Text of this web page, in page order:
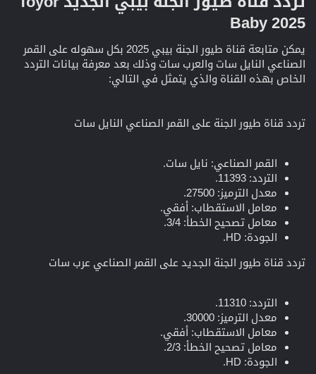
Baby 2025​
يمكن متابعة قناة طيور الجنة بيبي 2025 بكل سهوله على القمر
الصناعي النايل سات والعرب سات وذلك بعد معرفة بيانات التردد
الخاص بهذه القناة والذي يتمثل في التالي:
تردد قناة طيور الجنة على القمر الصناعي النايل سات
القمر الصناعي: نايل سات.
التردد: 11393.
معدل الترميز: 27500.
معامل الاستقطاب: أفقي.
معامل تصحيح الخطأ: 3/4.
الجودة: HD.
تردد قناة طيور الجنة الجديد على القمر الصناعي عرب سات
التردد: 11310.
معدل الترميز: 30000.
معامل الاستقطاب: أفقي.
معامل تصحيح الخطأ: 2/3.
الجودة: HD.